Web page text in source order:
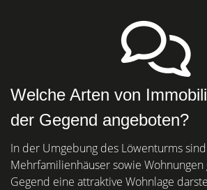
Welche Arten von
der Gegend angeboten?
In der Umgebung des Löwenturms
Mehrfamilienhäuser sowie Wohnungen
Gegend eine attraktive Wohnlage